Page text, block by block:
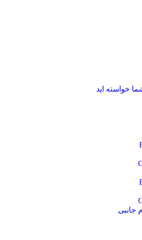
خواسته اید
جانبی